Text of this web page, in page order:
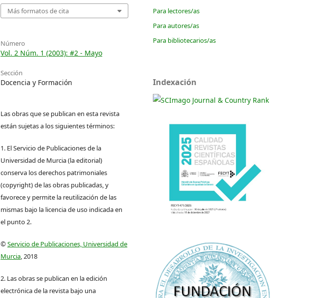
Más formatos de cita
Número
Vol. 2 Núm. 1 (2003): #2 - Mayo
Sección
Docencia y Formación
Las obras que se publican en esta revista
están sujetas a los siguientes términos:
1. El Servicio de Publicaciones de la
Universidad de Murcia (la editorial)
conserva los derechos patrimoniales
(copyright) de las obras publicadas, y
favorece y permite la reutilización de las
mismas bajo la licencia de uso indicada en
el punto 2.
©Servicio de Publicaciones, Universidad de
Murcia, 2018
2. Las obras se publican en la edición
electrónica de la revista bajo una
Para lectores/as
Para autores/as
Para bibliotecarios/as
Indexación